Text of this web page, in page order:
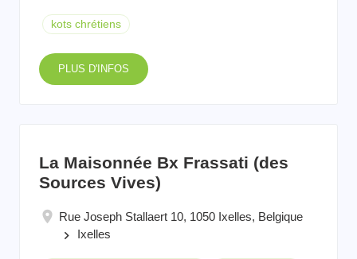
kots chrétiens
PLUS D'INFOS
La Maisonnée Bx Frassati (des
Sources Vives)
Rue Joseph Stallaert 10, 1050 Ixelles, Belgique
keyboard_arrow_right Ixelles